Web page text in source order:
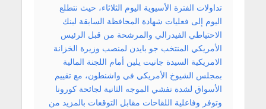
تداولات الفترة الأسيوية اليوم الثلاثاء، حيث نتطلع
اليوم إلى فعليات شهادة المحافظة السابقة لبنك
الاحتياطي الفيدرالي والمرشحة من قبل الرئيس
الأمريكي المنتخب جو بايدن لمنصب وزيرة الخزانة
الامريكية السيدة جانيت يلين أمام اللجنة المالية
بمجلس الشيوخ الأمريكي في واشنطون، مع تقييم
الأسواق لشدة تفشي الموجه الثانية لجائحة كورونا
وتوفر وفاعلية اللقاحات مقابل التوقعات بالمزيد من